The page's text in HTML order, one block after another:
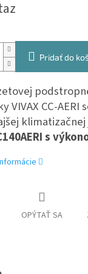
Pridať do
VIVAX CC-AERI
s
OPÝTAŤ SA